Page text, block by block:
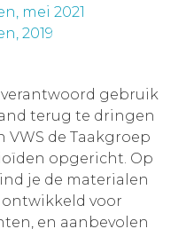
mei 2021
2019
gebruik
terug te dringen
de Taakgroep
opgericht. Op
je de materialen
voor
en aanbevolen